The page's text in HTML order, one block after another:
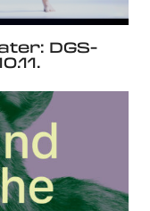
DGS-